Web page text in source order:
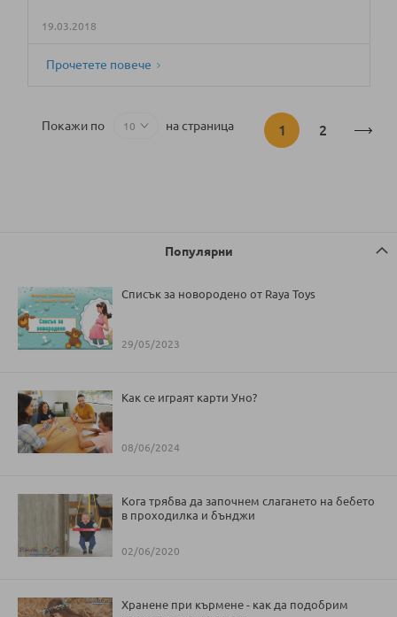
19.03.2018
Прочетете повече
В
1 Страница
2
Покажи по на страница
Популярни
Списък за новородено от Raya Toys
29/05/2023
Как се играят карти Уно?
08/06/2024
Кога трябва да започнем слагането на бебето
в проходилка и бънджи
02/06/2020
Хранене при кърмене - как да подобрим